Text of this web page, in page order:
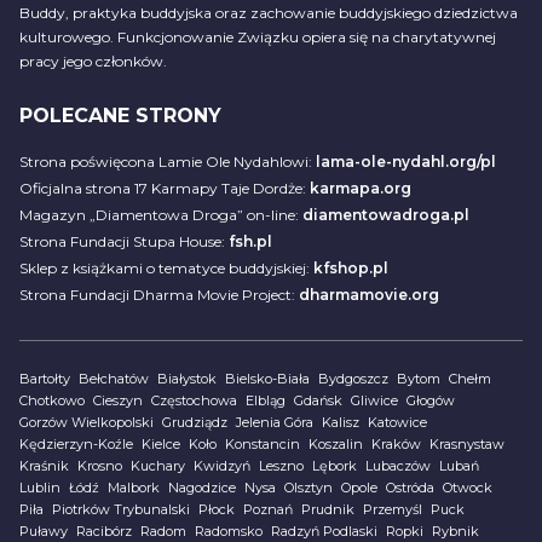
Buddy, praktyka buddyjska oraz zachowanie buddyjskiego dziedzictwa
kulturowego. Funkcjonowanie Związku opiera się na charytatywnej
pracy jego członków.
POLECANE STRONY
Strona poświęcona Lamie Ole Nydahlowi: lama-ole-nydahl.org/pl
Oficjalna strona 17 Karmapy Taje Dordże: karmapa.org
Magazyn „Diamentowa Droga” on-line: diamentowadroga.pl
Strona Fundacji Stupa House: fsh.pl
Sklep z książkami o tematyce buddyjskiej: kfshop.pl
Strona Fundacji Dharma Movie Project: dharmamovie.org
Bartołty Bełchatów Białystok Bielsko-Biała Bydgoszcz Bytom Chełm
Chotkowo Cieszyn Częstochowa Elbląg Gdańsk Gliwice Głogów
Gorzów Wielkopolski Grudziądz Jelenia Góra Kalisz Katowice
Kędzierzyn-Koźle Kielce Koło Konstancin Koszalin Kraków Krasnystaw
Kraśnik
Krosno Kuchary Kwidzyń Leszno Lębork Lubaczów Lubań
Lublin Łódź Malbork Nagodzice Nysa Olsztyn Opole Ostróda Otwock
Piła
Piotrków Trybunalski Płock Poznań Prudnik Przemyśl
Puck
Puławy Racibórz Radom Radomsko Radzyń Podlaski Ropki Rybnik